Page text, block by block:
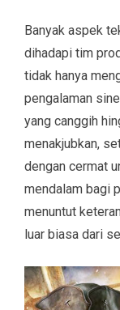
Banyak aspek
dihadapi tim
tidak hanya
pengalaman
yang canggih
menakjubkan,
dengan cermat
mendalam bagi
menuntut
luar biasa dari